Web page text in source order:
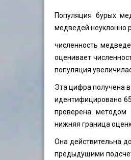
Популяция бурых
медведей неуклонно
численность
оценивает
популяция
Эта цифра получена
идентифицировано
проверена методом
нижняя граница
Она действительна
предыдущими